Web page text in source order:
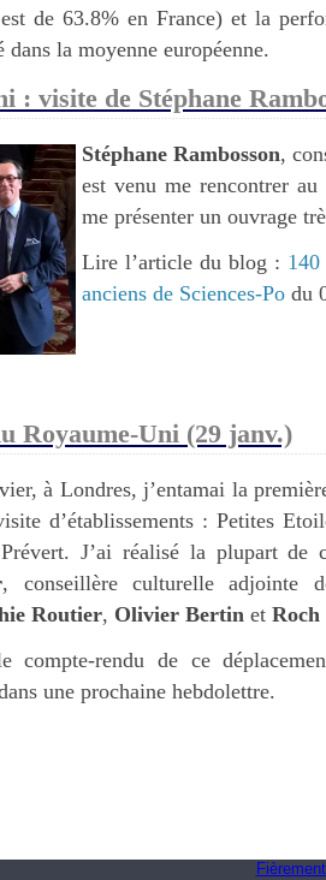
de 63.8% en France) et la
dans la moyenne européenne.
: visite de Stéphane
Stéphane Rambosson,
est venu me rencontrer
me présenter un ouvrage
Lire l’article du blog :
anciens de Sciences-Po du
Royaume-Uni (29 janv.)
à Londres, j’entamai la
d’établissements : Petites
J’ai réalisé la plupart de
, conseillère culturelle adjointe
Routier, Olivier Bertin et
compte-rendu de ce
une prochaine hebdolettre.